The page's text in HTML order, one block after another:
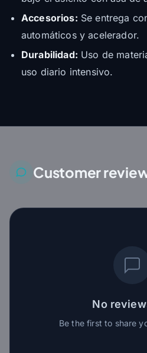
Accesorios: Se entrega
automáticos y acelerador.
Durabilidad: Uso de
uso diario intensivo.
Customer
No
Be the first to share